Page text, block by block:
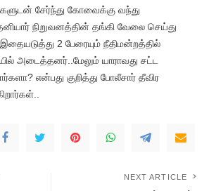
சேர்ந்து கோவைக்கு வந்து
நிறுவனத்தின் தங்கி வேலை செய்து
2 பேரையும் நீதிமன்றத்தில்
அடைத்தனர்..மேலும் யாராவது சட்ட
என்பது குறித்து போலீசார் தீவிர
NEXT ARTICLE